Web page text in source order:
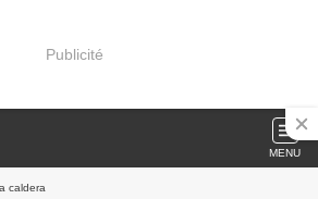
Publicité
MENU
caldera